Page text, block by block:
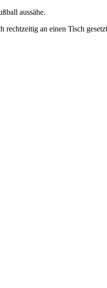
aussähe.
an einen Tisch